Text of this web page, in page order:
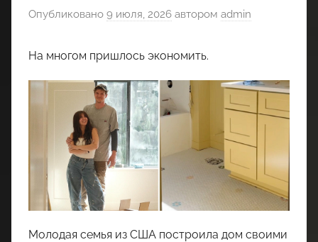
Опубликовано 9 июля, 2026 автором admin
На многом пришлось экономить.
Молодая семья из США построила дом своими